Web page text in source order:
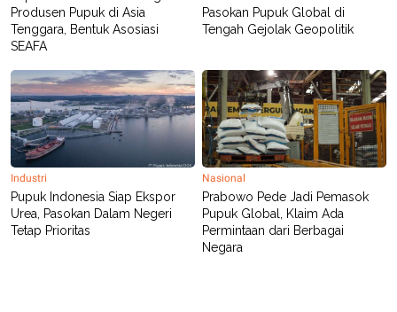
POLICY
Produsen Pupuk di Asia
Tenggara, Bentuk Asosiasi
SEAFA
Pasokan Pupuk Global di
Tengah Gejolak Geopolitik
Industri
Pupuk Indonesia Siap Ekspor
Urea, Pasokan Dalam Negeri
Tetap Prioritas
Nasional
Prabowo Pede Jadi Pemasok
Pupuk Global, Klaim Ada
Permintaan dari Berbagai
Negara